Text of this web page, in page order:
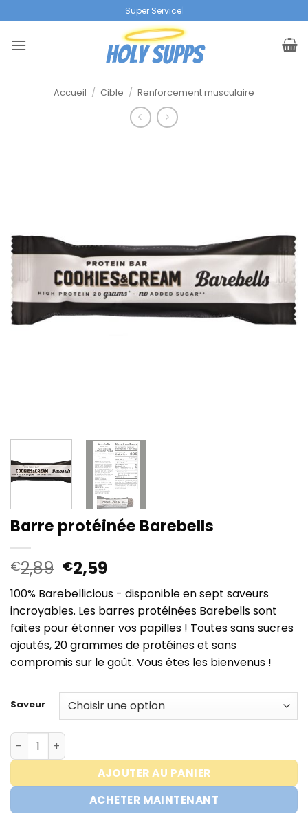
to
content
Super Service|
Accueil / Cible / Renforcement musculaire
Barre protéinée Barebells
€2,89 Le
prix
initial
était :
€2,89.
€2,59Le
prix
actuel
est :
€2,59.
100% Barebellicious - disponible en sept saveurs
incroyables. Les barres protéinées Barebells sont
faites pour étonner vos papilles ! Toutes sans sucres
ajoutés, 20 grammes de protéines et sans
compromis sur le goût. Vous êtes les bienvenus !
Saveur
quantité de Barebells Protein bar
AJOUTER AU PANIER
ACHETER MAINTENANT